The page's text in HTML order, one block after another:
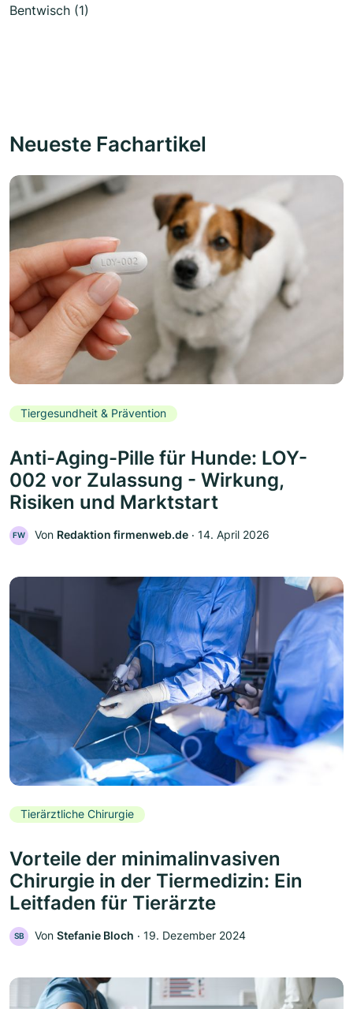
Bentwisch (1)
Neueste Fachartikel
Tiergesundheit & Prävention
Anti-Aging-Pille für Hunde: LOY-
002 vor Zulassung - Wirkung,
Risiken und Marktstart
FW Von Redaktion firmenweb.de ‧ 14. April 2026
Tierärztliche Chirurgie
Vorteile der minimalinvasiven
Chirurgie in der Tiermedizin: Ein
Leitfaden für Tierärzte
SB Von Stefanie Bloch ‧ 19. Dezember 2024